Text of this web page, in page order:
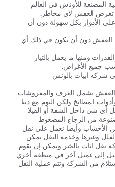
المصنعة للأوناش في العالم
تعرض العفش لأي مخاطر.
الأدوار بكل سهولة دون أن
العفش دون أن يكون في ذلك أي
ومنها ما يعمل بالتيار
جميع الأغراض.
شركه ابيات بالونش
يشمل الغرف والمفروشات
المطابخ ولكن اليوم مع دينا
أي شئ داخل الشقة أو الفيلا
من الزجاج المضغوط
الأخشاب وأيضا نعمل على نقل
وغيرها وخدمة النقل يمكن
نقل اثاث بالخبر ويمكن إن تقوم
إلى عميل آخر في منطقة أخري
من الشركة وتتم عملية النقل